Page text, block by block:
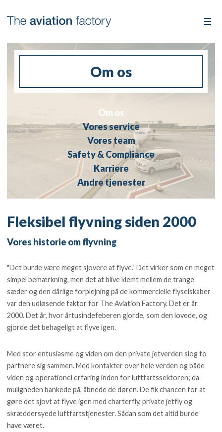
Om os
Om os
Vores service
Vores team
Safety & Compliance
Karriere
Andre tjenester
Fleksibel flyvning siden 2000
Vores historie om flyvning
"Det burde være meget sjovere at flyve." Det virker som en meget
simpel bemærkning, men det at blive klemt mellem de trange
sæder og den dårlige forplejning på de kommercielle flyselskaber
var den udløsende faktor for The Aviation Factory. Det er år
2000. Det år, hvor årtusindefeberen gjorde, som den lovede, og
gjorde det behageligt at flyve igen.
Med stor entusiasme og viden om den private jetverden slog to
partnere sig sammen. Med kontakter over hele verden og både
viden og operationel erfaring inden for luftfartssektoren; da
muligheden bankede på, åbnede de døren. De fik chancen for at
gøre det sjovt at flyve igen med charterfly, private jetfly og
skræddersyede luftfartstjenester. Sådan som det altid burde
have været.